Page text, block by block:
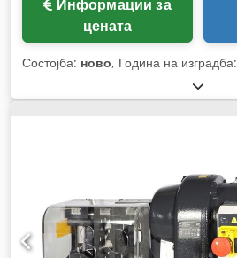
цената
Состојба: ново, Година на изградба: